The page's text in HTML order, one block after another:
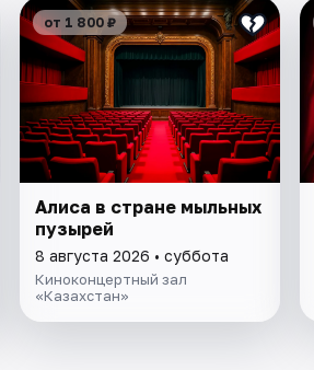
от 1 800 ₽
Алиса в стране мыльных
пузырей
8 августа 2026 • суббота
Киноконцертный зал
«Казахстан»